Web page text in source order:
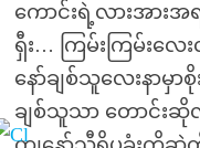
ကောင်းရဲ့လားအား
ရှီး… ကြမ်းကြမ်းလေ
နော်ချစ်သူလေးနာမှာ
ချစ်သူသာ တောင်